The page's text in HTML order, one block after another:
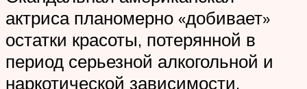
актриса планомерно «добивает»
остатки красоты, потерянной в
период серьезной алкогольной и
наркотической зависимости.